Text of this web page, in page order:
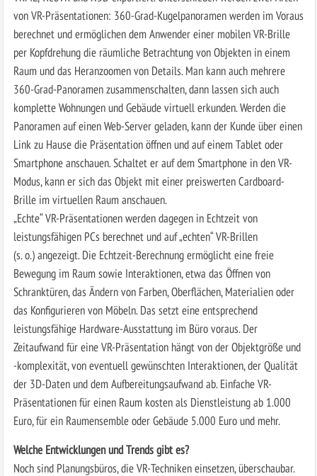
von VR-Präsentationen: 360-Grad-Kugelpanoramen werden im Voraus
berechnet und ermöglichen dem Anwender einer mobilen VR-Brille
per Kopfdrehung die räumliche Betrachtung von Objekten in einem
Raum und das Heranzoomen von Details. Man kann auch mehrere
360-Grad-Panoramen zusammenschalten, dann lassen sich auch
komplette Wohnungen und Gebäude virtuell erkunden. Werden die
Panoramen auf einen Web-Server geladen, kann der Kunde über einen
Link zu Hause die Präsentation öffnen und auf einem Tablet oder
Smartphone anschauen. Schaltet er auf dem Smartphone in den VR-
Modus, kann er sich das Objekt mit einer preiswerten Cardboard-
Brille im virtuellen Raum anschauen.
„Echte“ VR-Präsentationen werden dagegen in Echtzeit von
leistungsfähigen PCs berechnet und auf „echten“ VR-Brillen ­
(s. o.) angezeigt. Die Echtzeit-Berechnung ermöglicht eine freie
Bewegung im Raum sowie Interaktionen, etwa das Öffnen von
Schranktüren, das Ändern von Farben, Oberflächen, Materialien oder
das Konfigurieren von Möbeln. Das setzt eine entsprechend
leistungsfähige Hardware-Ausstattung im Büro voraus. Der
Zeitaufwand für eine VR-Präsentation hängt von der Objektgröße und
-komplexität, von eventuell gewünschten Interaktionen, der Qualität
der 3D-Daten und dem Aufbereitungsaufwand ab. Einfache VR-
Präsentationen für einen Raum kosten als Dienstleistung ab 1.000
Euro, für ein Raumensemble oder Gebäude 5.000 Euro und mehr.
Welche Entwicklungen und Trends gibt es?
Noch sind Planungsbüros, die VR-Techniken einsetzen, überschaubar.